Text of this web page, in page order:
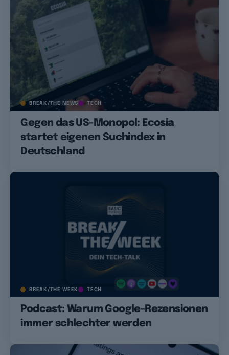
BREAK/THE NEWS TECH
Gegen das US-Monopol: Ecosia
startet eigenen Suchindex in
Deutschland
BREAK/THE WEEK TECH
Podcast: Warum Google-Rezensionen
immer schlechter werden